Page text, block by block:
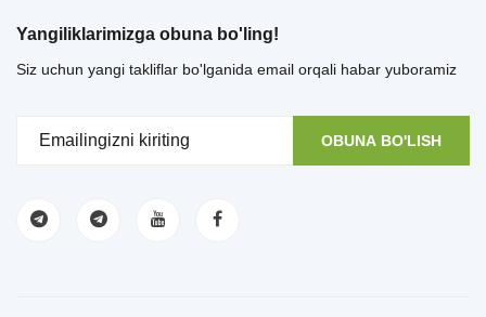
Yangiliklarimizga obuna bo'ling!
Siz uchun yangi takliflar bo'lganida email orqali habar yuboramiz
OBUNA BO'LISH